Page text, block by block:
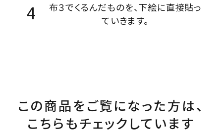
布３でくるんだものを、下絵に直接貼っ
ていきます。
この商品をご覧になった方は、
こちらもチェックしています